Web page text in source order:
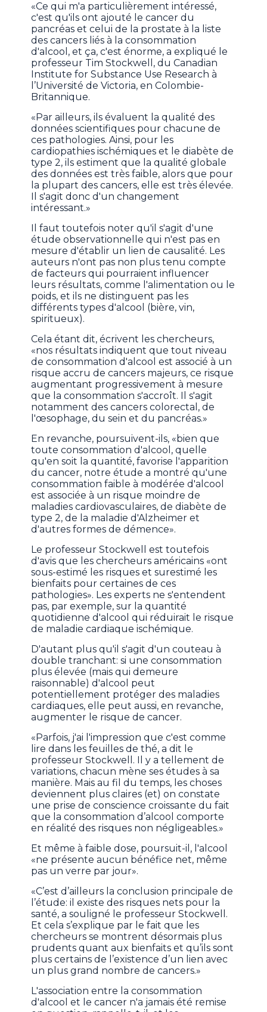
«Ce qui m'a particulièrement intéressé,
c'est qu'ils ont ajouté le cancer du
pancréas et celui de la prostate à la liste
des cancers liés à la consommation
d'alcool, et ça, c'est énorme, a expliqué le
professeur Tim Stockwell, du Canadian
Institute for Substance Use Research à
l’Université de Victoria, en Colombie-
Britannique.
«Par ailleurs, ils évaluent la qualité des
données scientifiques pour chacune de
ces pathologies. Ainsi, pour les
cardiopathies ischémiques et le diabète de
type 2, ils estiment que la qualité globale
des données est très faible, alors que pour
la plupart des cancers, elle est très élevée.
Il s'agit donc d'un changement
intéressant.»
Il faut toutefois noter qu'il s'agit d'une
étude observationnelle qui n'est pas en
mesure d'établir un lien de causalité. Les
auteurs n'ont pas non plus tenu compte
de facteurs qui pourraient influencer
leurs résultats, comme l'alimentation ou le
poids, et ils ne distinguent pas les
différents types d'alcool (bière, vin,
spiritueux).
Cela étant dit, écrivent les chercheurs,
«nos résultats indiquent que tout niveau
de consommation d'alcool est associé à un
risque accru de cancers majeurs, ce risque
augmentant progressivement à mesure
que la consommation s'accroît. Il s'agit
notamment des cancers colorectal, de
l'œsophage, du sein et du pancréas.»
En revanche, poursuivent-ils, «bien que
toute consommation d'alcool, quelle
qu'en soit la quantité, favorise l'apparition
du cancer, notre étude a montré qu'une
consommation faible à modérée d'alcool
est associée à un risque moindre de
maladies cardiovasculaires, de diabète de
type 2, de la maladie d'Alzheimer et
d'autres formes de démence».
Le professeur Stockwell est toutefois
d'avis que les chercheurs américains «ont
sous-estimé les risques et surestimé les
bienfaits pour certaines de ces
pathologies». Les experts ne s'entendent
pas, par exemple, sur la quantité
quotidienne d'alcool qui réduirait le risque
de maladie cardiaque ischémique.
D'autant plus qu'il s'agit d'un couteau à
double tranchant: si une consommation
plus élevée (mais qui demeure
raisonnable) d'alcool peut
potentiellement protéger des maladies
cardiaques, elle peut aussi, en revanche,
augmenter le risque de cancer.
«Parfois, j'ai l'impression que c'est comme
lire dans les feuilles de thé, a dit le
professeur Stockwell. Il y a tellement de
variations, chacun mène ses études à sa
manière. Mais au fil du temps, les choses
deviennent plus claires (et) on constate
une prise de conscience croissante du fait
que la consommation d’alcool comporte
en réalité des risques non négligeables.»
Et même à faible dose, poursuit-il, l'alcool
«ne présente aucun bénéfice net, même
pas un verre par jour».
«C’est d’ailleurs la conclusion principale de
l’étude: il existe des risques nets pour la
santé, a souligné le professeur Stockwell.
Et cela s’explique par le fait que les
chercheurs se montrent désormais plus
prudents quant aux bienfaits et qu’ils sont
plus certains de l’existence d’un lien avec
un plus grand nombre de cancers.»
L'association entre la consommation
d'alcool et le cancer n'a jamais été remise